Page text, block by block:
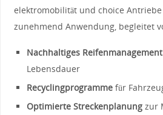
elektromobilität‍ und choice
zunehmend Anwendung, begleitet
Nachhaltiges Reifenmanagement
‌Lebensdauer
Recyclingprogramme für
Optimierte Streckenplanung zur